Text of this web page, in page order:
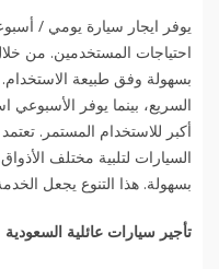
يوفر ايجار سيارة يومي /
احتياجات المستخدمين. من
بسهولة وفق طبيعة الاستخدام.
السريع، بينما يوفر الأسبوعي
أكبر للاستخدام المستمر.
السيارات لتلبية مختلف
بسهولة. هذا التنوع يجعل
تأجير سيارات عائلية السعودية